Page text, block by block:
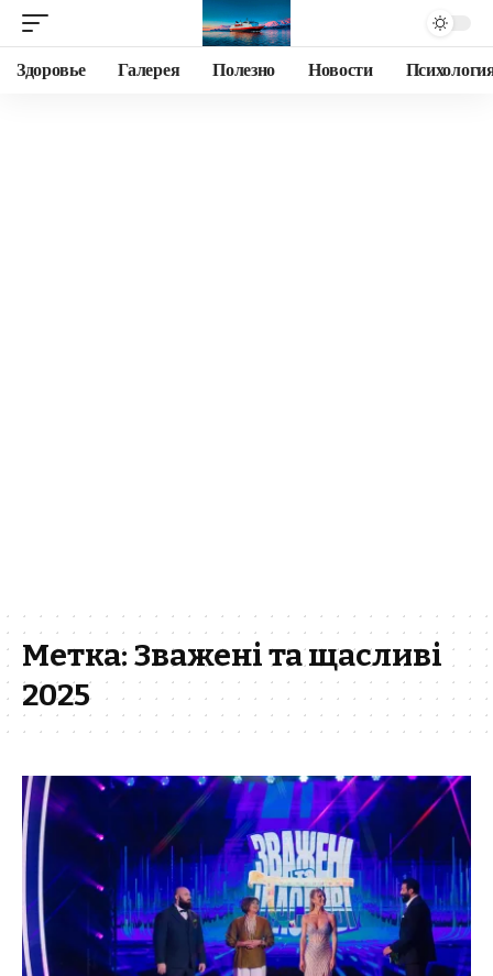
Здоровье Галерея Полезно Новости
Метка: Зважені та щасливі
2025